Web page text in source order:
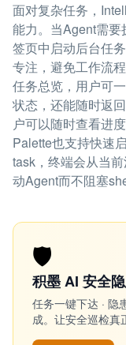
面对复杂任务，
能力。当Agent需
签页中启动后台任
专注，避免工作流
任务总览，用户可
状态，还能随时返
户可以随时查看进
Palette也支持快速
task，终端会从当
动Agent而不阻塞
🛡️
积墨 AI 安全
任务一键下达 · 隐
成。让安全巡检真